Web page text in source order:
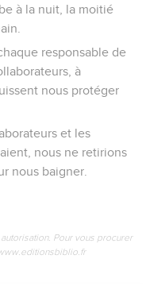
à la nuit, la moitié
responsable de
à
nous protéger
et les
nous ne retirions
nous baigner.
Pour vous procurer